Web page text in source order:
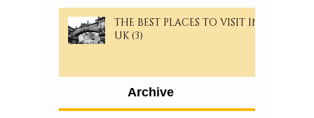
THE BEST PLACES TO VISIT IN
UK (3)
Archive